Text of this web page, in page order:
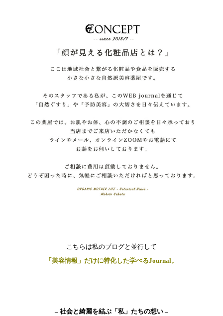
こちらは私のブログと並行して
「美容情報」だけに特化した学べるJournal。
– 社会と綺麗を結ぶ「私」たちの想い –